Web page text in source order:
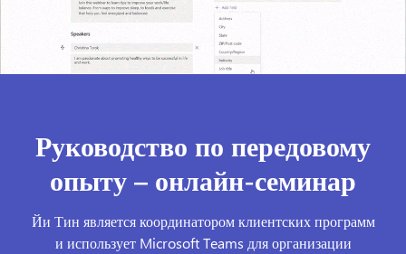
Руководство по передовому
опыту – онлайн-семинар
Йи Тин является координатором клиентских программ
и использует Microsoft Teams для организации